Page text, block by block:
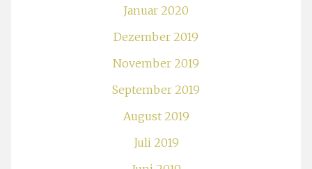
Januar 2020
Dezember 2019
November 2019
September 2019
August 2019
Juli 2019